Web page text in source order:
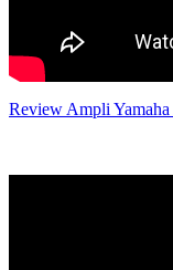
Review Ampli Yamaha